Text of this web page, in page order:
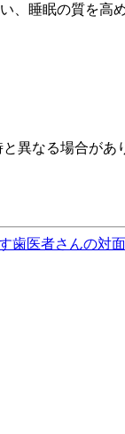
、睡眠の質を高
異なる場合があ
歯医者さんの対